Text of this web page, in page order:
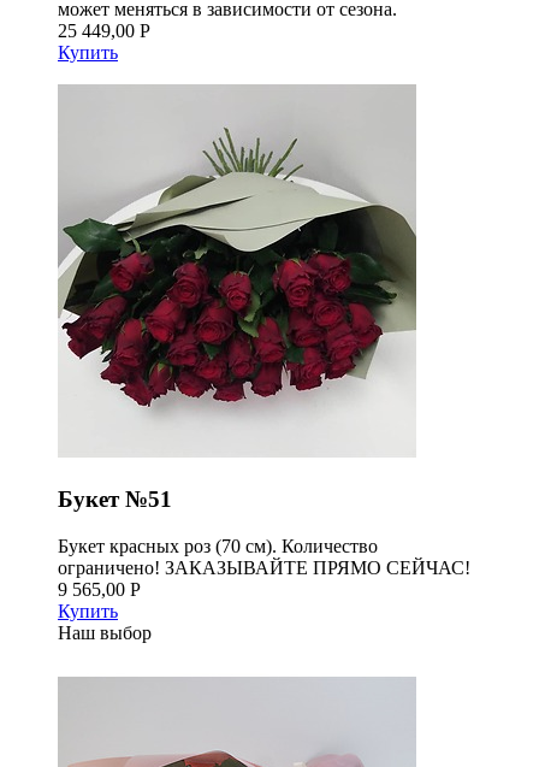
может меняться в зависимости от сезона.
25 449,00 Р
Купить
Букет №51
Букет красных роз (70 см). Количество
ограничено! ЗАКАЗЫВАЙТЕ ПРЯМО СЕЙЧАС!
9 565,00 Р
Купить
Наш выбор